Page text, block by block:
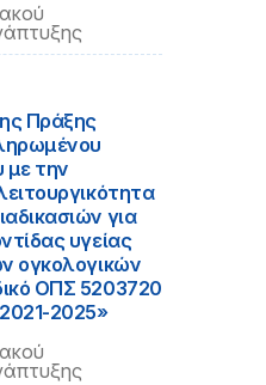
Πράξης
με την
για
υγείας
ογκολογικών
ΟΠΣ 5203720
2025»